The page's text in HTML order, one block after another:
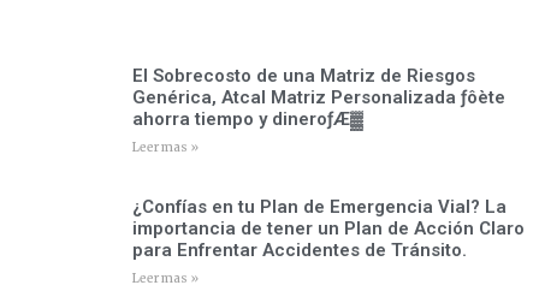
El Sobrecosto de una Matriz de Riesgos
Genérica, Atcal Matriz Personalizada ­ƒôète
ahorra tiempo y dinero­ƒÆ▓
Leer mas »
¿Confías en tu Plan de Emergencia Vial? La
importancia de tener un Plan de Acción Claro
para Enfrentar Accidentes de Tránsito.
Leer mas »